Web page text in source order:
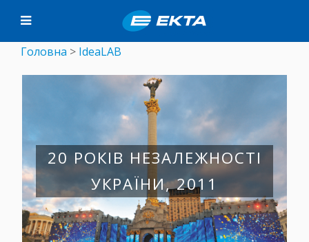
Головна > IdeaLAB
20 РОКІВ НЕЗАЛЕЖНОСТІ
УКРАЇНИ, 2011